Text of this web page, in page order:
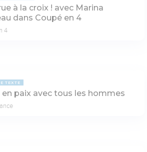
à la croix ! avec Marina
dans Coupé en 4
4
TEXTE
en paix avec tous les hommes